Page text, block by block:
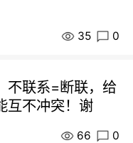
35 0
不联系=断联，给
互不冲突！谢
66 0